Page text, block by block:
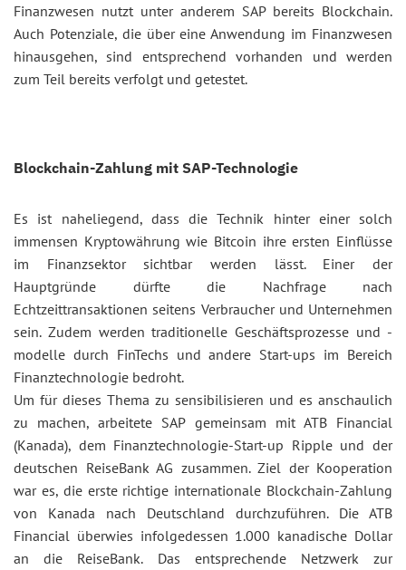
Finanzwesen nutzt unter anderem SAP bereits Blockchain.
Auch Potenziale, die über eine Anwendung im Finanzwesen
hinausgehen, sind entsprechend vorhanden und werden
zum Teil bereits verfolgt und getestet.
Blockchain-Zahlung mit SAP-Technologie
Es ist naheliegend, dass die Technik hinter einer solch
immensen Kryptowährung wie Bitcoin ihre ersten Einflüsse
im Finanzsektor sichtbar werden lässt. Einer der
Hauptgründe dürfte die Nachfrage nach
Echtzeittransaktionen seitens Verbraucher und Unternehmen
sein. Zudem werden traditionelle Geschäftsprozesse und -
modelle durch FinTechs und andere Start-ups im Bereich
Finanztechnologie bedroht.
Um für dieses Thema zu sensibilisieren und es anschaulich
zu machen, arbeitete SAP gemeinsam mit ATB Financial
(Kanada), dem Finanztechnologie-Start-up Ripple und der
deutschen ReiseBank AG zusammen. Ziel der Kooperation
war es, die erste richtige internationale Blockchain-Zahlung
von Kanada nach Deutschland durchzuführen. Die ATB
Financial überwies infolgedessen 1.000 kanadische Dollar
an die ReiseBank. Das entsprechende Netzwerk zur